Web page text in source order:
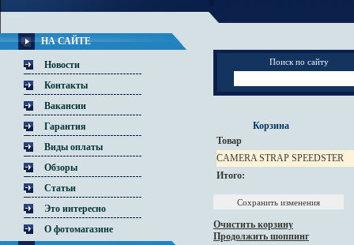
НА САЙТЕ
Новости
Контакты
Вакансии
Гарантия
Виды оплаты
Обзоры
Статьи
Это интересно
О фотомагазине
Поиск по сайту
Корзина
Товар
CAMERA STRAP SPEEDSTER
Итого:
Очистить корзину
Продолжить шоппинг